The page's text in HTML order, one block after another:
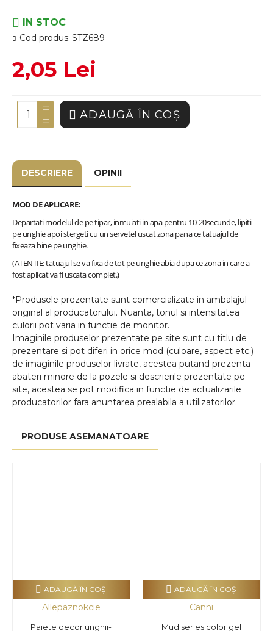
IN STOC
Cod produs: STZ689
2,05 Lei
ADAUGĂ ÎN COŞ
DESCRIERE OPINII
MOD DE APLICARE:
Departati modelul de pe tipar, inmuiati in apa pentru 10-20secunde, lipiti
pe unghie apoi stergeti cu un servetel uscat zona pana ce tatuajul de
fixeaza bine pe unghie.
(ATENTIE: tatuajul se va fixa de tot pe unghie abia dupa ce zona in care a
fost aplicat va fi uscata complet.)
*Produsele prezentate sunt comercializate in ambalajul
original al producatorului. Nuanta, tonul si intensitatea
culorii pot varia in functie de monitor.
Imaginile produselor prezentate pe site sunt cu titlu de
prezentare si pot diferi in orice mod (culoare, aspect etc.)
de imaginile produselor livrate, acestea putand prezenta
abateri minore de la pozele si descrierile prezentate pe
site, acestea se pot modifica in functie de actualizarile
producatorilor fara anuntarea prealabila a utilizatorilor.
PRODUSE ASEMANATOARE
Allepaznokcie
Paiete decor unghii-
ADAUGĂ ÎN COŞ
Canni
Mud series color gel
ADAUGĂ ÎN COŞ